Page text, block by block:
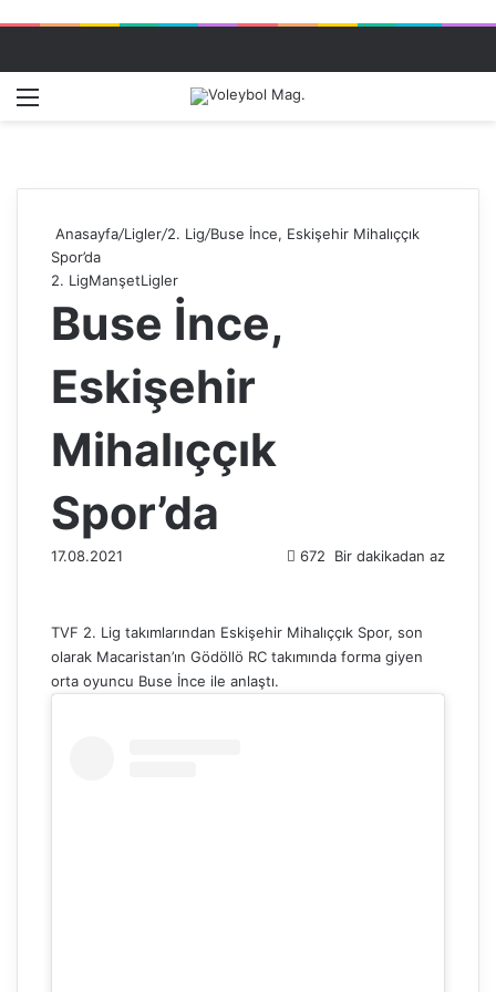
Anasayfa/Ligler/2. Lig/Buse İnce, Eskişehir Mihalıççık
Spor’da
2. LigManşetLigler
Buse İnce,
Eskişehir
Mihalıççık
Spor’da
17.08.2021 672 Bir dakikadan az
TVF 2. Lig takımlarından Eskişehir Mihalıççık Spor, son
olarak Macaristan’ın Gödöllö RC takımında forma giyen
orta oyuncu Buse İnce ile anlaştı.